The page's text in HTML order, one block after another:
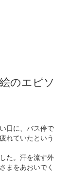
のエピソ
日に、バス停で
れていたという
た。汗を流す外
まをあおいでく